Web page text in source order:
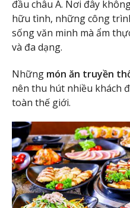
đầu châu Á. Nơi đây
hữu tình, những công
sống văn minh mà ẩm
và đa dạng.
Những món ăn truyền
nên thu hút nhiều khách
toàn thế giới.